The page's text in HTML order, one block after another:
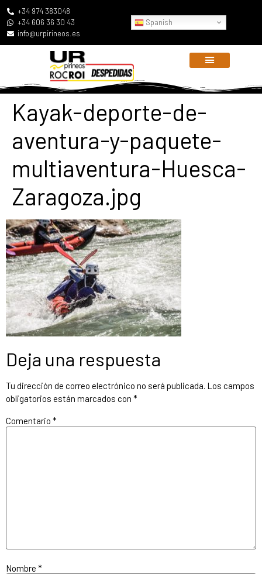
+34 974 383048
+34 606 36 30 43
info@urpirineos.es
Spanish
Kayak-deporte-de-
aventura-y-paquete-
multiaventura-Huesca-
Zaragoza.jpg
Deja una respuesta
Tu dirección de correo electrónico no será publicada. Los campos
obligatorios están marcados con *
Comentario *
Nombre *